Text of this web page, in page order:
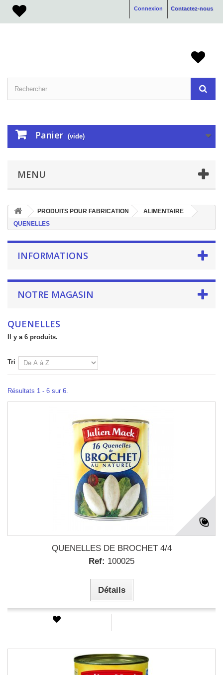
Contactez-nous
Connexion
Panier (vide)
MENU
PRODUITS POUR FABRICATION
ALIMENTAIRE
QUENELLES
INFORMATIONS
NOTRE MAGASIN
QUENELLES
Il y a 6 produits.
Tri
Résultats 1 - 6 sur 6.
QUENELLES DE BROCHET 4/4
Ref: 100025
Détails